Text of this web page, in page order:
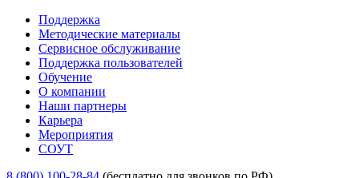
Поддержка
Методические материалы
Сервисное обслуживание
Поддержка пользователей
Обучение
О компании
Наши партнеры
Карьера
Мероприятия
СОУТ